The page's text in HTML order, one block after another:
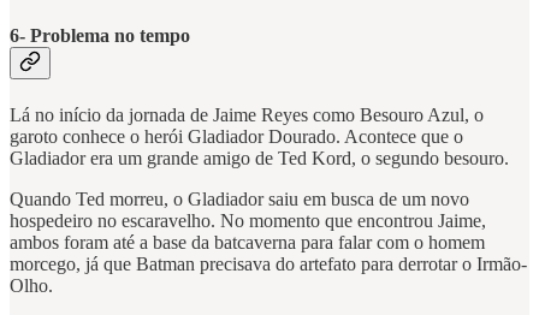
6- Problema no tempo
Lá no início da jornada de Jaime Reyes como Besouro Azul, o
garoto conhece o herói Gladiador Dourado. Acontece que o
Gladiador era um grande amigo de Ted Kord, o segundo besouro.
Quando Ted morreu, o Gladiador saiu em busca de um novo
hospedeiro no escaravelho. No momento que encontrou Jaime,
ambos foram até a base da batcaverna para falar com o homem
morcego, já que Batman precisava do artefato para derrotar o Irmão-
Olho.